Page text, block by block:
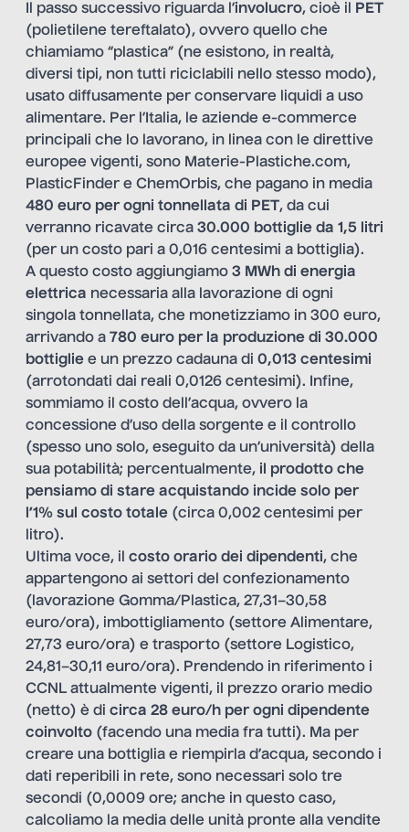
Il passo successivo riguarda l’involucro, cioè il PET
(polietilene tereftalato), ovvero quello che
chiamiamo “plastica” (ne esistono, in realtà,
diversi tipi, non tutti riciclabili nello stesso modo),
usato diffusamente per conservare liquidi a uso
alimentare. Per l’Italia, le aziende e-commerce
principali che lo lavorano, in linea con le direttive
europee vigenti, sono Materie-Plastiche.com,
PlasticFinder e ChemOrbis, che pagano in media
480 euro per ogni tonnellata di PET, da cui
verranno ricavate circa 30.000 bottiglie da 1,5 litri
(per un costo pari a 0,016 centesimi a bottiglia).
A questo costo aggiungiamo 3 MWh di energia
elettrica necessaria alla lavorazione di ogni
singola tonnellata, che monetizziamo in 300 euro,
arrivando a 780 euro per la produzione di 30.000
bottiglie e un prezzo cadauna di 0,013 centesimi
(arrotondati dai reali 0,0126 centesimi). Infine,
sommiamo il costo dell’acqua, ovvero la
concessione d’uso della sorgente e il controllo
(spesso uno solo, eseguito da un’università) della
sua potabilità; percentualmente, il prodotto che
pensiamo di stare acquistando incide solo per
l’1% sul costo totale (circa 0,002 centesimi per
litro).
Ultima voce, il costo orario dei dipendenti, che
appartengono ai settori del confezionamento
(lavorazione Gomma/Plastica, 27,31–30,58
euro/ora), imbottigliamento (settore Alimentare,
27,73 euro/ora) e trasporto (settore Logistico,
24,81–30,11 euro/ora). Prendendo in riferimento i
CCNL attualmente vigenti, il prezzo orario medio
(netto) è di circa 28 euro/h per ogni dipendente
coinvolto (facendo una media fra tutti). Ma per
creare una bottiglia e riempirla d’acqua, secondo i
dati reperibili in rete, sono necessari solo tre
secondi (0,0009 ore; anche in questo caso,
calcoliamo la media delle unità pronte alla vendite